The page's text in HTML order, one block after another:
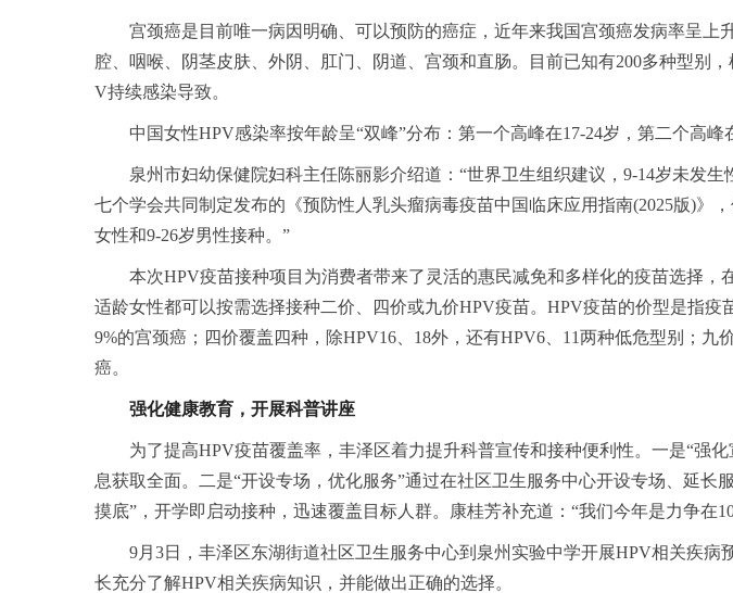
宫颈癌是目前唯一病因明确、可以预防的癌症，近年来我国宫颈癌发病率呈
腔、咽喉、阴茎皮肤、外阴、肛门、阴道、宫颈和直肠。目前已知有200多种型别
V持续感染导致。
中国女性HPV感染率按年龄呈“双峰”分布：第一个高峰在17-24岁，第二个高
泉州市妇幼保健院妇科主任陈丽影介绍道：“世界卫生组织建议，9-14岁未发
七个学会共同制定发布的《预防性人乳头瘤病毒疫苗中国临床应用指南(2025版)》
女性和9-26岁男性接种。”
本次HPV疫苗接种项目为消费者带来了灵活的惠民减免和多样化的疫苗选择
适龄女性都可以按需选择接种二价、四价或九价HPV疫苗。HPV疫苗的价型是指
9%的宫颈癌；四价覆盖四种，除HPV16、18外，还有HPV6、11两种低危型别；
癌。
强化健康教育，开展科普讲座
为了提高HPV疫苗覆盖率，丰泽区着力提升科普宣传和接种便利性。一是“强
息获取全面。二是“开设专场，优化服务”通过在社区卫生服务中心开设专场、延
摸底”，开学即启动接种，迅速覆盖目标人群。康桂芳补充道：“我们今年是力争在
9月3日，丰泽区东湖街道社区卫生服务中心到泉州实验中学开展HPV相关疾
长充分了解HPV相关疾病知识，并能做出正确的选择。